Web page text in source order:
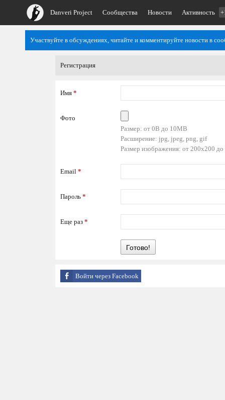
Danveri Project Сообщества Новости Активность
Участвуйте в обсуждениях, читайте и комментируйте новости в
Регистрация
Имя *
Фото
Размер: от 0B до 10MB
Расширение: jpg, jpeg, png, gif
Размер изображения: от 200x200
Email *
Пароль *
Еще раз *
Готово!
Войти через Facebook